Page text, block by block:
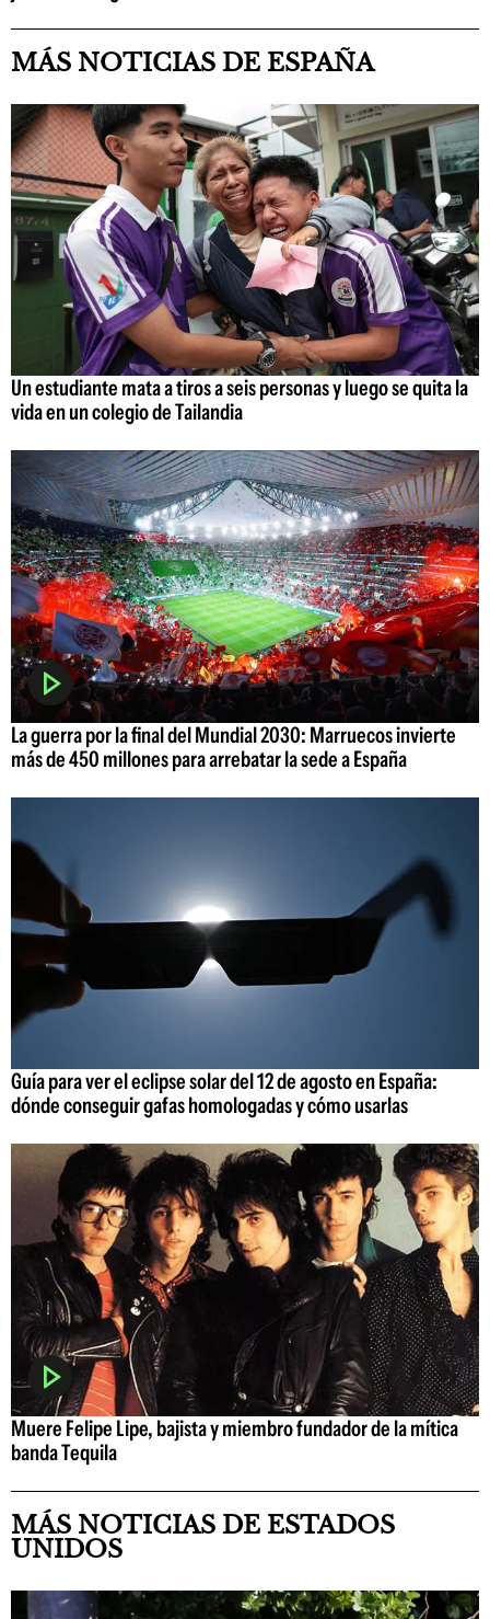
MÁS NOTICIAS DE ESPAÑA
Un estudiante mata a tiros a seis personas y luego se quita la
vida en un colegio de Tailandia
La guerra por la final del Mundial 2030: Marruecos invierte
más de 450 millones para arrebatar la sede a España
Guía para ver el eclipse solar del 12 de agosto en España:
dónde conseguir gafas homologadas y cómo usarlas
Muere Felipe Lipe, bajista y miembro fundador de la mítica
banda Tequila
MÁS NOTICIAS DE ESTADOS
UNIDOS